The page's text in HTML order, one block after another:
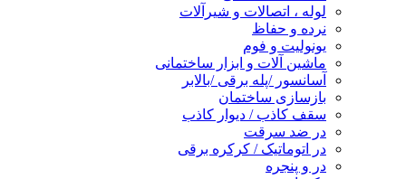
لوله ، اتصالات و شیرآلات
نرده و حفاظ
یونولیت و فوم
ماشین آلات و ابزار ساختمانی
آسانسور /پله برقی /بالابر
بازسازی ساختمان
سقف کاذب / دیوار کاذب
در ضد سرقت
در اتوماتیک / کرکره برقی
در و پنجره